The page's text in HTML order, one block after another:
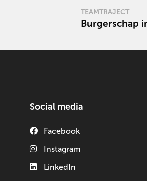
TEAMTRAJECT
Burgerschap
meer
Social media
Facebook
Instagram
LinkedIn